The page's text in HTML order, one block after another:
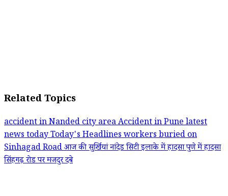
Related Topics
accident in Nanded city areaAccident in Punelatest
news todayToday's Headlinesworkers buried on
Sinhagad Roadआज की सुर्खियांनांदेड सिटी इलाके में हादसापुणे में हादसा
सिंहगढ़ रोड पर मजदुर दबे